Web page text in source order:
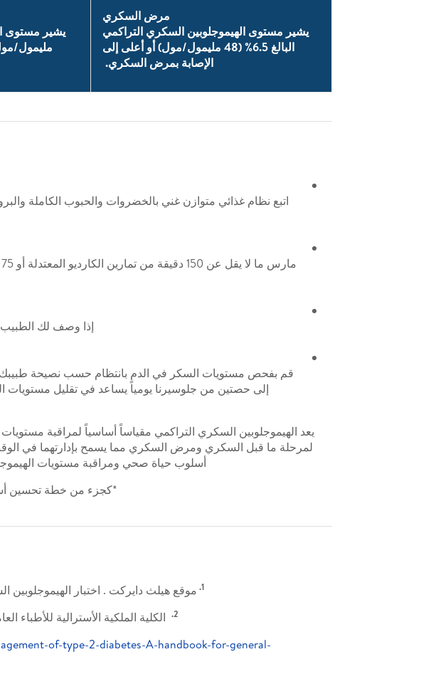
مرض السكري
يشير مستوى الهيموجلوبين السكري التراكمي
البالغ 6.5% (48 مليمول/مول) أو أعلى إلى
الإصابة بمرض السكري.
مليمول/
اتبع نظام غذائي متوازن غني بالخضروات والحبوب الكاملة
إذا وصف لك الطبيب
قم بفحص مستويات السكر في الدم بانتظام حسب نصيحة طبيبك،
يعد الهيموجلوبين السكري التراكمي مقياساً أساسياً لمراقبة
لمرحلة ما قبل السكري ومرض السكري مما يسمح بإدارتهما في
أسلوب حياة صحي ومراقبة مستويات
*كجزء من خطة تحسين
1. موقع هيلث دايركت . اختبار الهيموجلوبين السكري التراكمي
2.
الكلية الملكية الأسترالية للأطباء العامين.
of-type-2-diabetes-A-handbook-for-general-